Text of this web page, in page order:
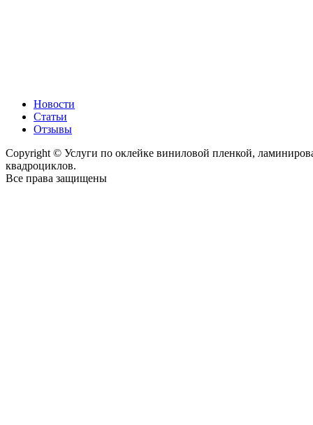
Новости
Статьи
Отзывы
Copyright © Услуги по оклейке виниловой пленкой,
квадроциклов.
Все права защищены